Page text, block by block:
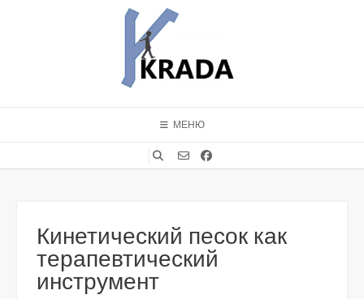
МЕНЮ
Кинетический песок как
терапевтический
инструмент